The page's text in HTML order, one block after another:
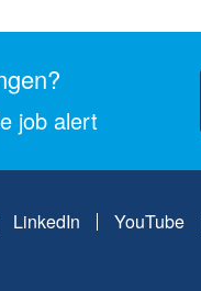
job alert
LinkedIn YouTube